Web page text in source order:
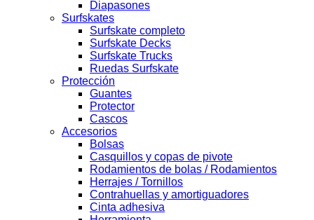
Diapasones
Surfskates
Surfskate completo
Surfskate Decks
Surfskate Trucks
Ruedas Surfskate
Protección
Guantes
Protector
Cascos
Accesorios
Bolsas
Casquillos y copas de pivote
Rodamientos de bolas / Rodamientos
Herrajes / Tornillos
Contrahuellas y amortiguadores
Cinta adhesiva